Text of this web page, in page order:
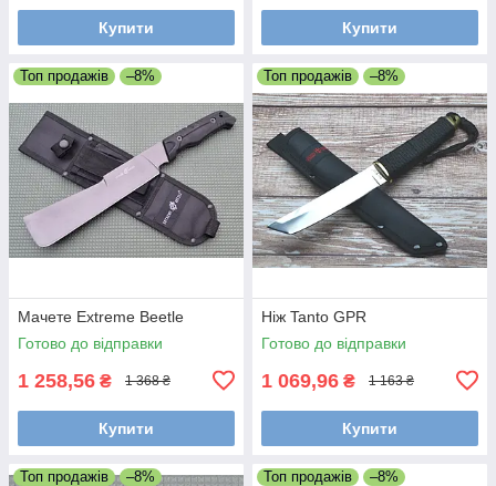
Купити Купити
Топ продажів –8%
Мачете Extreme Beetle
Готово до відправки
1 258,56 ₴ 1 368 ₴
Купити
Топ продажів –8%
Ніж Tanto GPR
Готово до відправки
1 069,96 ₴ 1 163 ₴
Купити
Топ продажів –8% Топ продажів –8%